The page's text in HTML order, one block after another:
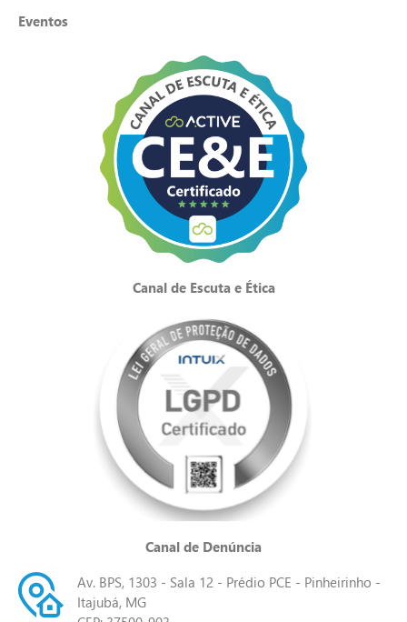
Eventos
Canal de Escuta e Ética
Canal de Denúncia
Av. BPS, 1303 - Sala 12 - Prédio PCE - Pinheirinho -
Itajubá, MG